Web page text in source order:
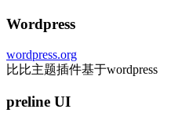
Wordpress
wordpress.org
比比主题插件基于wordpress
preline UI